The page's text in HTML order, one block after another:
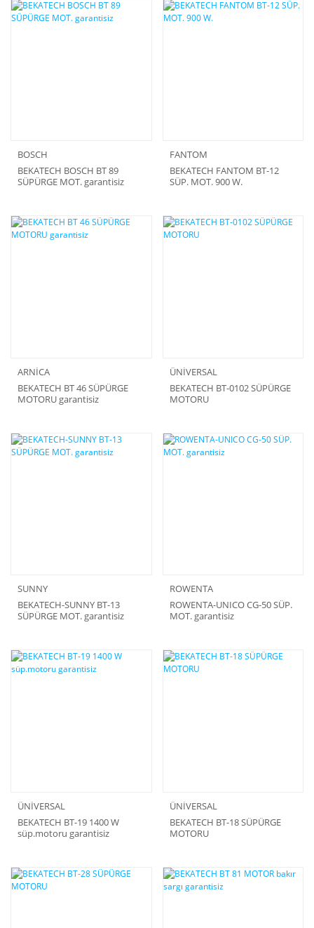
BOSCH
BEKATECH BOSCH BT 89
SÜPÜRGE MOT. garantisiz
FANTOM
BEKATECH FANTOM BT-12
SÜP. MOT. 900 W.
ARNİCA
BEKATECH BT 46 SÜPÜRGE
MOTORU garantisiz
ÜNİVERSAL
BEKATECH BT-0102 SÜPÜRGE
MOTORU
SUNNY
BEKATECH-SUNNY BT-13
SÜPÜRGE MOT. garantisiz
ROWENTA
ROWENTA-UNICO CG-50 SÜP.
MOT. garantisiz
ÜNİVERSAL
BEKATECH BT-19 1400 W
süp.motoru garantisiz
ÜNİVERSAL
BEKATECH BT-18 SÜPÜRGE
MOTORU